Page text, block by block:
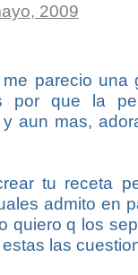
2009
parecio una
por que la
aun mas,
tu receta
admito en
quiero q los
las